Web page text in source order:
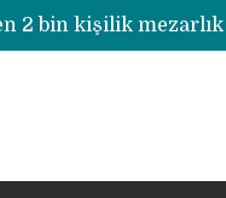
2 bin kişilik
operasyonunda 1